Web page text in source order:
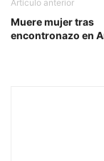
Artículo anterior
Muere mujer tras
encontronazo en